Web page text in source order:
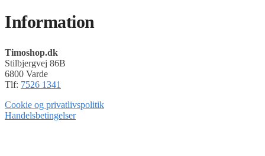
Information
Timoshop.dk
Stilbjergvej 86B
6800 Varde
Tlf: 7526 1341
Cookie og privatlivspolitik
Handelsbetingelser